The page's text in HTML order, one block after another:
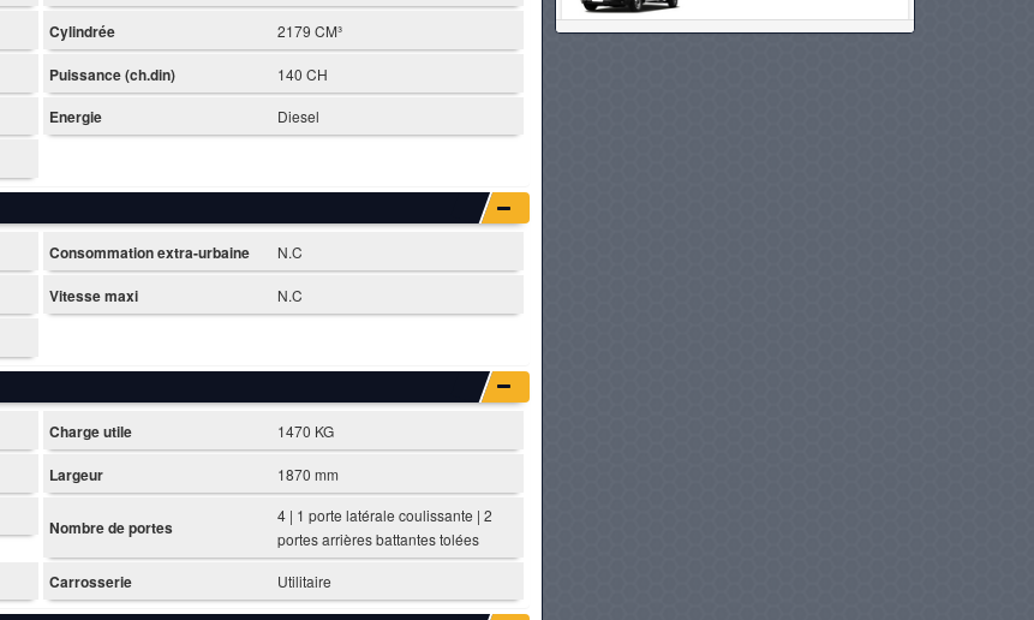
Cylindrée 2179 CM³
Puissance (ch.din) 140 CH
Energie Diesel
Consommation extra-urbaine N.C
Vitesse maxi N.C
Charge utile 1470 KG
Largeur 1870 mm
Nombre de portes
4 | 1 porte latérale coulissante | 2
portes arrières battantes tolées
Carrosserie Utilitaire